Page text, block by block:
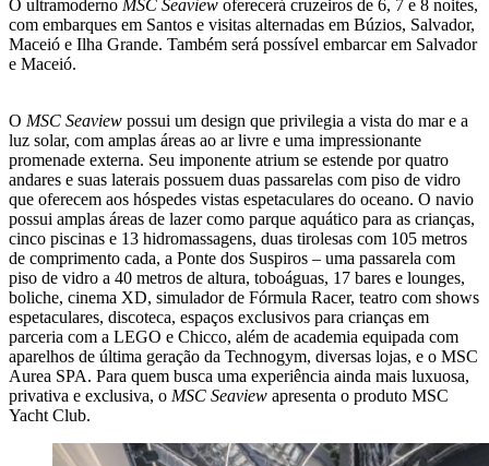
O ultramoderno MSC Seaview oferecerá cruzeiros de 6, 7 e 8 noites,
com embarques em Santos e visitas alternadas em Búzios, Salvador,
Maceió e Ilha Grande. Também será possível embarcar em Salvador
e Maceió.
O MSC Seaview possui um design que privilegia a vista do mar e a
luz solar, com amplas áreas ao ar livre e uma impressionante
promenade externa. Seu imponente atrium se estende por quatro
andares e suas laterais possuem duas passarelas com piso de vidro
que oferecem aos hóspedes vistas espetaculares do oceano. O navio
possui amplas áreas de lazer como parque aquático para as crianças,
cinco piscinas e 13 hidromassagens, duas tirolesas com 105 metros
de comprimento cada, a Ponte dos Suspiros – uma passarela com
piso de vidro a 40 metros de altura, toboáguas, 17 bares e lounges,
boliche, cinema XD, simulador de Fórmula Racer, teatro com shows
espetaculares, discoteca, espaços exclusivos para crianças em
parceria com a LEGO e Chicco, além de academia equipada com
aparelhos de última geração da Technogym, diversas lojas, e o MSC
Aurea SPA. Para quem busca uma experiência ainda mais luxuosa,
privativa e exclusiva, o MSC Seaview apresenta o produto MSC
Yacht Club.